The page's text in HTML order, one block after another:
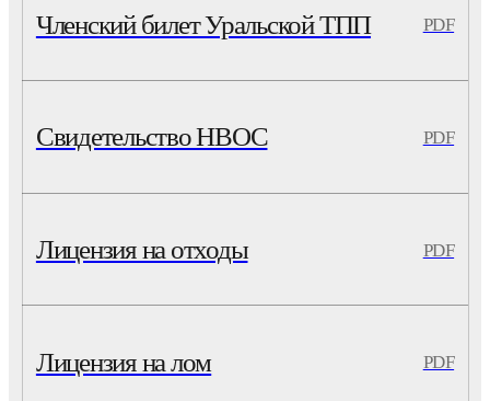
Членский билет Уральской ТПП PDF
Свидетельство НВОС PDF
Лицензия на отходы PDF
Лицензия на лом PDF